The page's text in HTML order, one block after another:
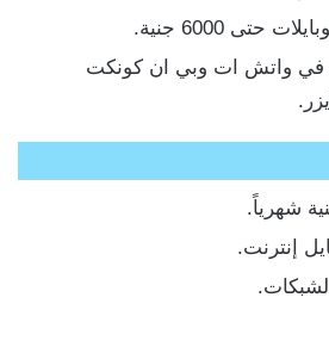
6000 جنية.
في واتش ات وبي ان كونكت